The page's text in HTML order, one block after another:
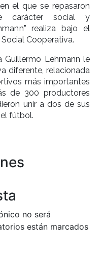
el que se repasaron
carácter social y
realiza bajo el
Cooperativa.
Guillermo Lehmann le
diferente, relacionada
más importantes
de 300 productores
unir a dos de sus
fútbol.
no será
están marcados